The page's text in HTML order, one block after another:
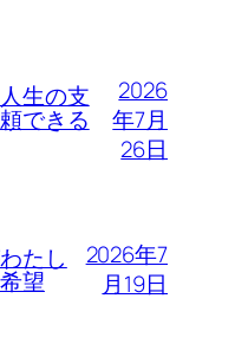
生の支
できる
2026
年7月
26日
たし
望
2026年7
月19日